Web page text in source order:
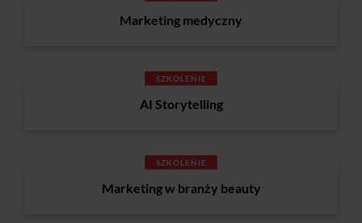
Marketing medyczny
SZKOLENIE
AI Storytelling
SZKOLENIE
Marketing w branży beauty